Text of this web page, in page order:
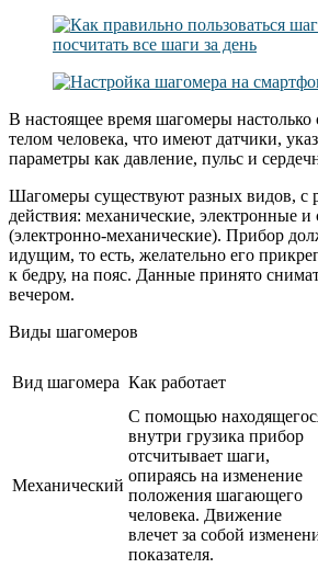
В настоящее время шагомеры
телом человека, что имеют датчики,
параметры как давление, пульс и
Шагомеры существуют разных видов, с
действия: механические, электронные
(электронно-механические). Прибор
идущим, то есть, желательно его
к бедру, на пояс. Данные принято
вечером.
Виды шагомеров
Вид шагомера Как работает
Механический
С помощью
внутри грузика прибор
отсчитывает шаги,
опираясь на изменение
положения шагающего
человека. Движение
влечет за собой
показателя.